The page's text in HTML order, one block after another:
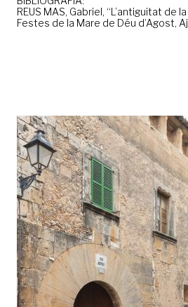
REUS MAS, Gabriel, “L’antiguitat de
Festes de la Mare de Déu d’Agost,